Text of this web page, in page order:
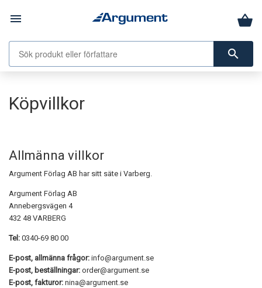
menu
search
Köpvillkor
Allmänna villkor
Argument Förlag AB har sitt säte i Varberg.
Argument Förlag AB
Annebergsvägen 4
432 48 VARBERG
Tel: 0340-69 80 00
E-post, allmänna frågor: info@argument.se
E-post, beställningar: order@argument.se
E-post, fakturor: nina@argument.se